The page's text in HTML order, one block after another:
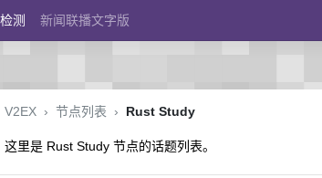
测 新闻联播文字版
V2EX › 节点列表 › Rust Study
这里是 Rust Study 节点的话题列表。